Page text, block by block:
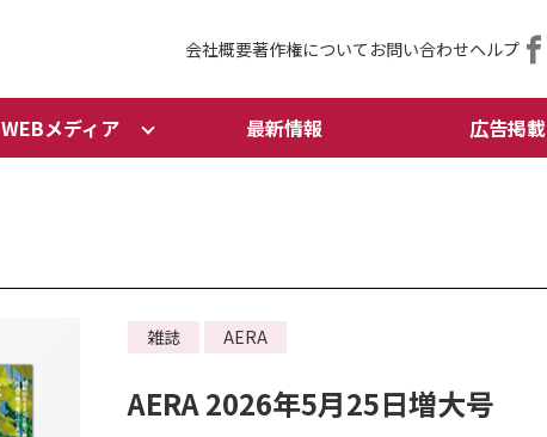
会社概要著作権について お問い合わせヘルプ
WEBメディア 最新情報 広告掲載
雑誌 AERA
AERA 2026年5月25日増大号